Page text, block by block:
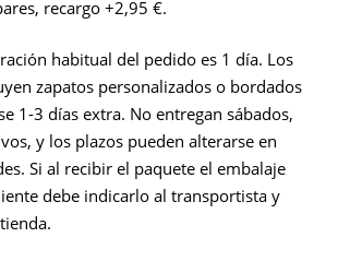
recargo +2,95 €.
habitual del pedido es 1 día. Los
zapatos personalizados o bordados
1-3 días extra. No entregan sábados,
y los plazos pueden alterarse en
Si al recibir el paquete el embalaje
debe indicarlo al transportista y